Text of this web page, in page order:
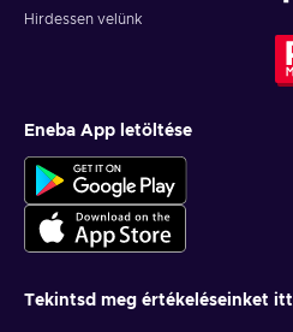
Hirdessen velünk
Eneba App letöltése
Tekintsd meg értékeléseinket itt